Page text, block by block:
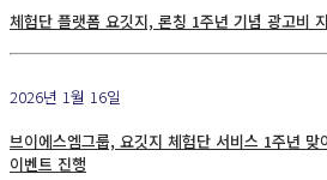
체험단 플랫폼 요깃지, 론칭 1주년 기념 광고비
2026년 1월 16일
브이에스엠그룹, 요깃지 체험단 서비스 1주년
이벤트 진행